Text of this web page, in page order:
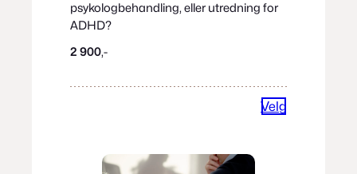
psykologbehandling, eller utredning for
ADHD?
2 900,-
Velg